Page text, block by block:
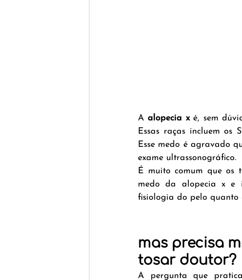
A alopecia x é, sem
Essas raças incluem os
Esse medo é agravado
exame ultrassonográfico.
É muito comum que os
medo da alopecia x e
fisiologia do pelo quanto
mas precisa
tosar doutor?
A pergunta que